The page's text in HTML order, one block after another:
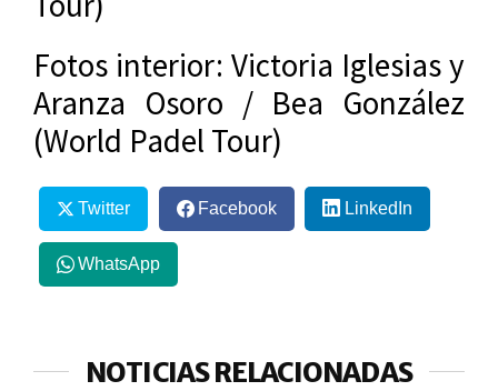
Fotos interior: Victoria Iglesias y
Aranza Osoro / Bea González
(World Padel Tour)
Twitter Facebook LinkedIn
WhatsApp
NOTICIAS RELACIONADAS